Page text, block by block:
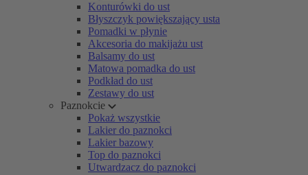
Konturówki do ust
Błyszczyk powiększający usta
Pomadki w płynie
Akcesoria do makijażu ust
Balsamy do ust
Matowa pomadka do ust
Podkład do ust
Zestawy do ust
Paznokcie
Pokaż wszystkie
Lakier do paznokci
Lakier bazowy
Top do paznokci
Utwardzacz do paznokci